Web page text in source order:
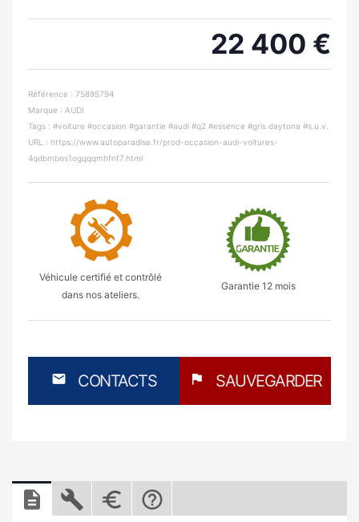
22 400 €
Référence : 75895794
Marque : AUDI
Tags : #voiture #occasion #garantie #audi #q2 #essence #gris daytona #s.u.v.
URL : https://www.autoparadise.fr/prod-occasion-audi-voitures-
4qdbmbos1ogqqqmhfnf7.html
Véhicule certifié et contrôlé
dans nos ateliers.
Garantie 12 mois
mail CONTACTS flag SAUVEGARDER